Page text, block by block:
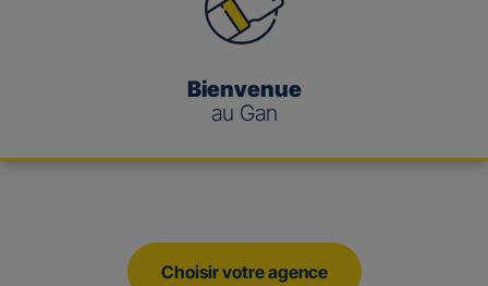
Bienvenue
au Gan
Choisir votre agence